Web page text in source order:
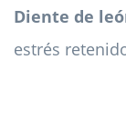
Diente de
estrés